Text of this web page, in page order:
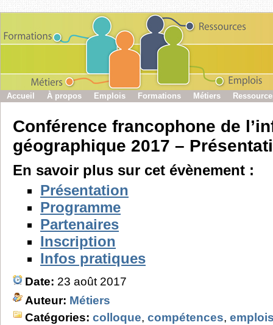
Accueil À propos Emplois Formations Métiers
Conférence francophone de
géographique 2017 –
En savoir plus sur cet évènement :
Présentation
Programme
Partenaires
Inscription
Infos pratiques
Date: 23 août 2017
Auteur: Métiers
Catégories: colloque, compétences,